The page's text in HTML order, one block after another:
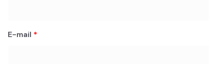
E-mail *